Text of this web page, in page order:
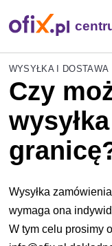
WYSYŁKA I DOSTAWA
Czy
Wysyłka
wymaga ona
W tym celu prosimy